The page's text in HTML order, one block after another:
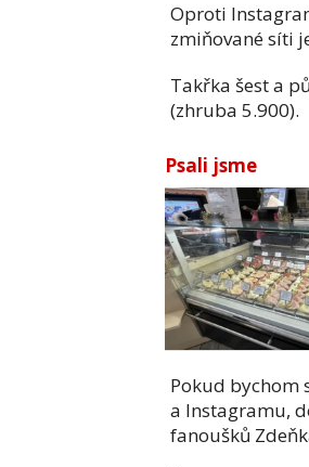
Oproti
zmiňované síti
Takřka šest a
(zhruba 5.900).
Psali jsme
Pokud bychom
a Instagramu,
fanoušků